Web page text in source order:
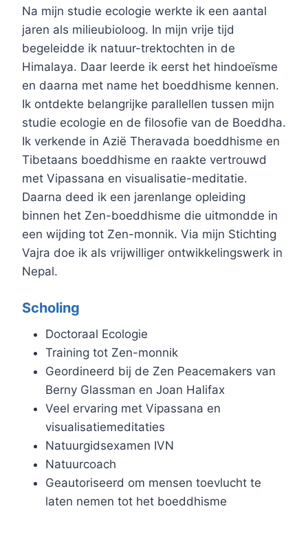
Na mijn studie ecologie werkte ik een aantal
jaren als milieubioloog. In mijn vrije tijd
begeleidde ik natuur-trektochten in de
Himalaya. Daar leerde ik eerst het hindoeïsme
en daarna met name het boeddhisme kennen.
Ik ontdekte belangrijke parallellen tussen mijn
studie ecologie en de filosofie van de Boeddha.
Ik verkende in Azië Theravada boeddhisme en
Tibetaans boeddhisme en raakte vertrouwd
met Vipassana en visualisatie-meditatie.
Daarna deed ik een jarenlange opleiding
binnen het Zen-boeddhisme die uitmondde in
een wijding tot Zen-monnik. Via mijn Stichting
Vajra doe ik als vrijwilliger ontwikkelingswerk in
Nepal.
Scholing
Doctoraal Ecologie
Training tot Zen-monnik
Geordineerd bij de Zen Peacemakers van
Berny Glassman en Joan Halifax
Veel ervaring met Vipassana en
visualisatiemeditaties
Natuurgidsexamen IVN
Natuurcoach
Geautoriseerd om mensen toevlucht te
laten nemen tot het boeddhisme